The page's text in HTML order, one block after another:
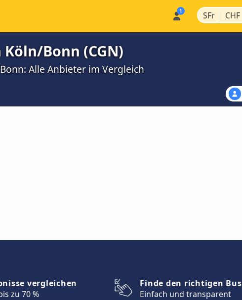
SFr | CHF
Bonn (CGN)
Alle Anbieter im Vergleich
vergleichen
zu 70 %
Finde den richtigen Bus
Einfach und transparent